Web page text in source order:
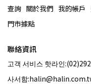
查詢 關於我們 我的帳戶
門市據點
聯絡資訊
고객 서비스 핫라인
사서함